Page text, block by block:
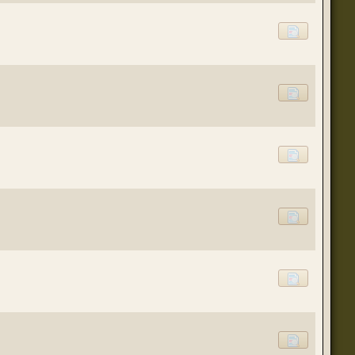
(20 августа 2023 - 08:09 )
(16 мая 2023 - 12:14 )
(07 апреля 2023 - 10:04 )
(07 апреля 2023 - 02:22 )
(01 апреля 2023 - 12:21 )
(01 апреля 2023 - 12:00 )
(31 марта 2023 - 05:51 )
(29 марта 2023 - 11:11 )
(23 марта 2023 - 02:58 )
временного складирования переводов.
(21 марта 2023 - 09:01 )
(05 октября 2022 - 10:30 )